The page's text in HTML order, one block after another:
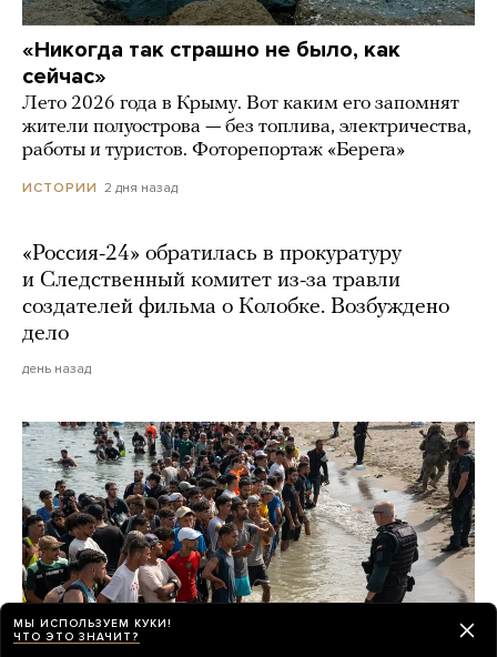
«Никогда так страшно не было, как
сейчас»
Лето 2026 года в Крыму. Вот каким его запомнят
жители полуострова — без топлива, электричества,
работы и туристов. Фоторепортаж «Берега»
ИСТОРИИ 2 дня назад
«Россия-24» обратилась в прокуратуру
и Следственный комитет из-за травли
создателей фильма о Колобке. Возбуждено
дело
день назад
МЫ ИСПОЛЬЗУЕМ КУКИ!
ЧТО ЭТО ЗНАЧИТ?